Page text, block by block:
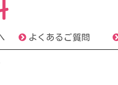
よくあるご質問